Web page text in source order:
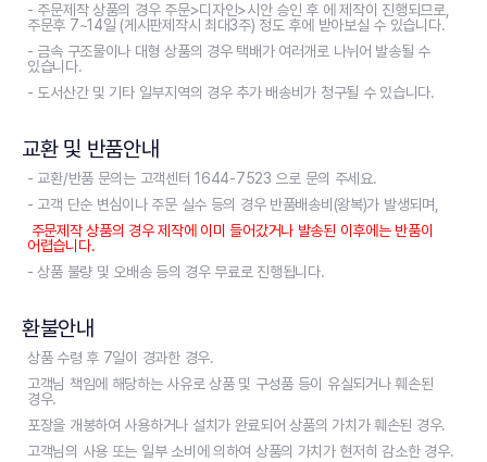
- 주문제작 상품의 경우 주문>디자인>시안 승인 후 에 제작이 진행되므로,
주문후 7~14일 (게시판제작시 최대3주) 정도 후에 받아보실 수 있습니다.
- 금속 구조물이나 대형 상품의 경우 택배가 여러개로 나뉘어 발송될 수
있습니다.
- 도서산간 및 기타 일부지역의 경우 추가 배송비가 청구될 수 있습니다.
교환 및 반품안내
- 교환/반품 문의는 고객센터 1644-7523 으로 문의 주세요.
- 고객 단순 변심이나 주문 실수 등의 경우 반품배송비(왕복)가 발생되며,
주문제작 상품의 경우 제작에 이미 들어갔거나 발송된 이후에는 반품이
어렵습니다.
- 상품 불량 및 오배송 등의 경우 무료로 진행됩니다.
환불안내
상품 수령 후 7일이 경과한 경우.
고객님 책임에 해당하는 사유로 상품 및 구성품 등이 유실되거나 훼손된
경우.
포장을 개봉하여 사용하거나 설치가 완료되어 상품의 가치가 훼손된 경우.
고객님의 사용 또는 일부 소비에 의하여 상품의 가치가 현저히 감소한 경우.